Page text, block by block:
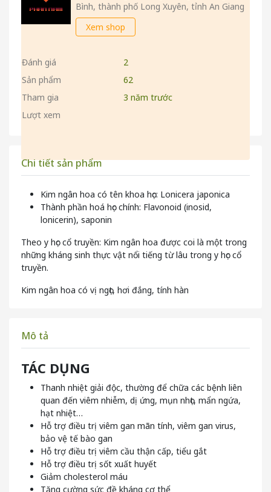
Bình, thành phố Long Xuyên, tỉnh An Giang
Xem shop
Đánh giá
2
Sản phẩm
62
Tham gia
3 năm trước
Lượt xem
Chi tiết sản phẩm
Kim ngân hoa có tên khoa học: Lonicera japonica
Thành phần hoá học chính: Flavonoid (inosid,
lonicerin), saponin
Theo y học cổ truyền: Kim ngân hoa được coi là một trong
những kháng sinh thực vật nổi tiếng từ lâu trong y học cổ
truyền.
Kim ngân hoa có vị ngọt, hơi đắng, tính hàn
Mô tả
TÁC DỤNG
Thanh nhiệt giải độc, thường để chữa các bệnh liên
quan đến viêm nhiễm, dị ứng, mụn nhọt, mẩn ngứa,
hạt nhiệt…
Hỗ trợ điều trị viêm gan mãn tính, viêm gan virus,
bảo vệ tế bào gan
Hỗ trợ điều trị viêm cầu thận cấp, tiểu gắt
Hỗ trợ điều trị sốt xuất huyết
Giảm cholesterol máu
Tăng cường sức đề kháng cơ thể